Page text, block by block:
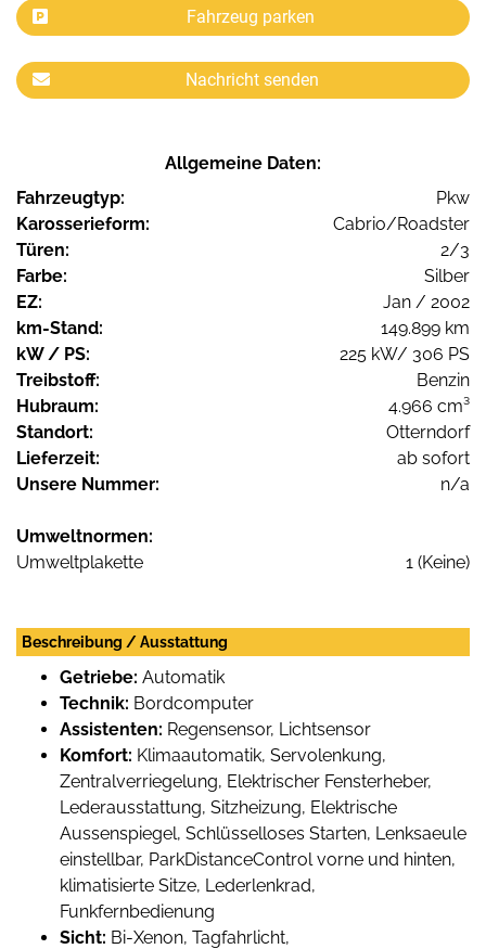
Fahrzeug parken
Nachricht senden
Allgemeine Daten:
Fahrzeugtyp:
Pkw
Karosserieform:
Cabrio/Roadster
Türen:
2/3
Farbe:
Silber
EZ:
Jan / 2002
km-Stand:
149.899 km
kW / PS:
225 kW/ 306 PS
Treibstoff:
Benzin
Hubraum:
4.966 cm³
Standort:
Otterndorf
Lieferzeit:
ab sofort
Unsere Nummer:
n/a
Umweltnormen:
Umweltplakette
1 (Keine)
Beschreibung / Ausstattung
Getriebe: Automatik
Technik: Bordcomputer
Assistenten: Regensensor, Lichtsensor
Komfort: Klimaautomatik, Servolenkung,
Zentralverriegelung, Elektrischer Fensterheber,
Lederausstattung, Sitzheizung, Elektrische
Aussenspiegel, Schlüsselloses Starten, Lenksaeule
einstellbar, ParkDistanceControl vorne und hinten,
klimatisierte Sitze, Lederlenkrad,
Funkfernbedienung
Sicht: Bi-Xenon, Tagfahrlicht,